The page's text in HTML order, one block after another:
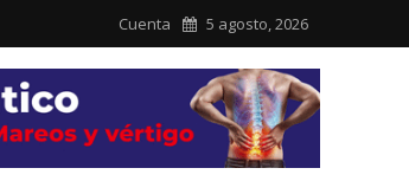
Cuenta 5 agosto, 2026